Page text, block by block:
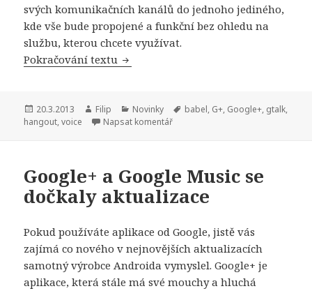
svých komunikačních kanálů do jednoho jediného,
kde vše bude propojené a funkční bez ohledu na
službu, kterou chcete využívat.
Pokračování textu Google chystá sjednocení svých
Publikováno:
20.3.2013 Autor:
Filip Rubriky:
Novinky Štítky:
babel, G+, Google+, gtalk,
hangout,voice Napsat komentář
Google+ a Google Music se
dočkaly aktualizace
Pokud používáte aplikace od Google, jistě vás
zajímá co nového v nejnovějších aktualizacích
samotný výrobce Androida vymyslel. Google+ je
aplikace, která stále má své mouchy a hluchá